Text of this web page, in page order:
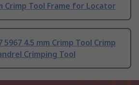
Crimp Tool Frame for Locator
5967 4.5 mm Crimp Tool Crimp
Crimping Tool